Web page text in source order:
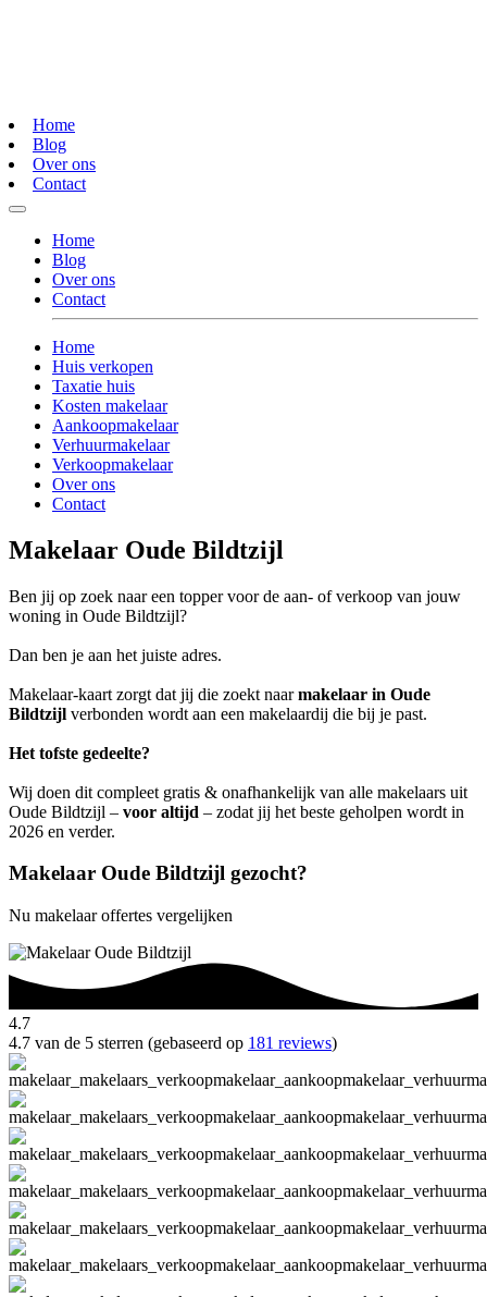
Home
Blog
Over ons
Contact
Home
Blog
Over ons
Contact
Home
Huis verkopen
Taxatie huis
Kosten makelaar
Aankoopmakelaar
Verhuurmakelaar
Verkoopmakelaar
Over ons
Contact
Makelaar Oude Bildtzijl
Ben jij op zoek naar een topper voor de aan- of verkoop van jouw
woning in Oude Bildtzijl?
Dan ben je aan het juiste adres.
Makelaar-kaart zorgt dat jij die zoekt naarmakelaar in Oude
Bildtzijl verbonden wordt aan een makelaardij die bij je past.
Het tofste gedeelte?
Wij doen dit compleet gratis & onafhankelijk van alle makelaars uit
Oude Bildtzijl – voor altijd – zodat jij het beste geholpen wordt in
2026 en verder.
Makelaar Oude Bildtzijl gezocht?
Nu makelaar offertes vergelijken
4.7
4.7 van de 5 sterren (gebaseerd op 181 reviews)